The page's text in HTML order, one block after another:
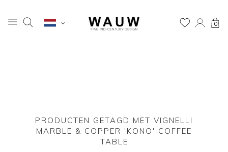
0
PRODUCTEN GETAGD MET VIGNELLI
MARBLE & COPPER 'KONO' COFFEE
TABLE